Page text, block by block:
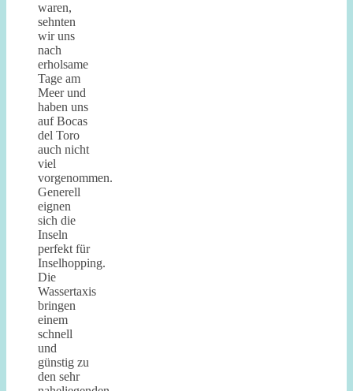
waren,
sehnten
wir uns
nach
erholsame
Tage am
Meer und
haben uns
auf Bocas
del Toro
auch nicht
viel
vorgenommen.
Generell
eignen
sich die
Inseln
perfekt für
Inselhopping.
Die
Wassertaxis
bringen
einem
schnell
und
günstig zu
den sehr